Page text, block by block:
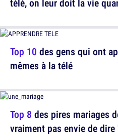
télé, on leur doit la vie
Top 8 des pires mariages
vraiment pas envie de dire
Top 10 des gens qui ont
mêmes à la télé